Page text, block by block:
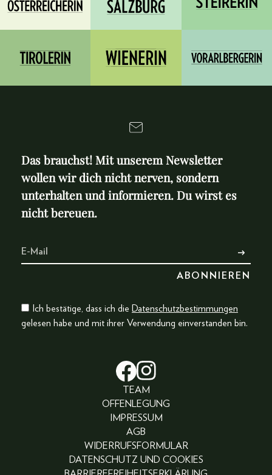
Das brauchst! Mit unserem Newsletter
wollen wir dich nicht nerven, sondern
unterhalten und informieren. Du wirst es
nicht bereuen.
Ich bestätige, dass ich die Datenschutzbestimmungen
gelesen habe und mit ihrer Verwendung einverstanden bin.
TEAM
OFFENLEGUNG
IMPRESSUM
AGB
WIDERRUFSFORMULAR
DATENSCHUTZ UND COOKIES